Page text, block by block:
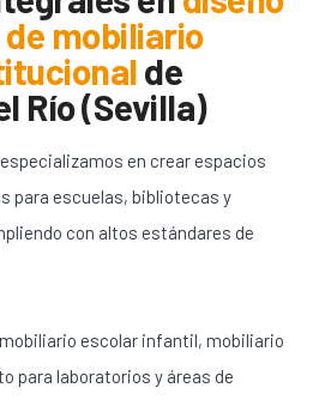
mobiliario
de
Río (Sevilla)
en crear espacios
para escuelas, bibliotecas y
con altos estándares de
escolar infantil, mobiliario
para laboratorios y áreas de